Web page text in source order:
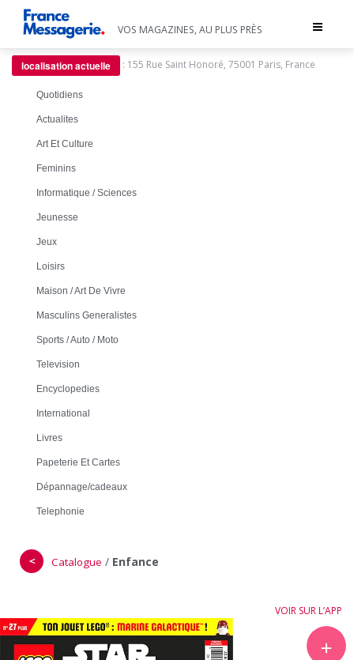
Toggle
VOS MAGAZINES, AU PLUS PRÈS
localisation actuelle : 155 Rue Saint Honoré, 75001 Paris, France
Quotidiens
Actualites
Art Et Culture
Feminins
Informatique / Sciences
Jeunesse
Jeux
Loisirs
Maison / Art De Vivre
Masculins Generalistes
Sports / Auto / Moto
Television
Encyclopedies
International
Livres
Papeterie Et Cartes
Dépannage/cadeaux
Telephonie
＜ Catalogue / Enfance
VOIR SUR L’APP
＋